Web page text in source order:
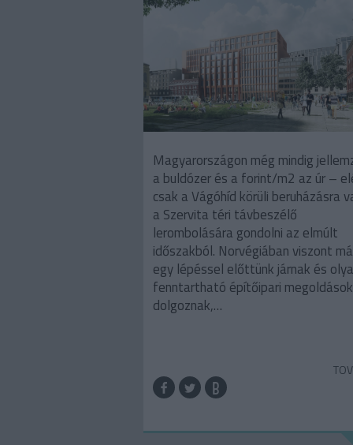
Magyarországon még mindig
a buldózer és a forint/m2 az úr –
csak a Vágóhíd körüli beruházásra
a Szervita téri távbeszélő
lerombolására gondolni az elmúlt
időszakból. Norvégiában viszont
egy lépéssel előttünk járnak és
fenntartható építőipari
dolgoznak,…